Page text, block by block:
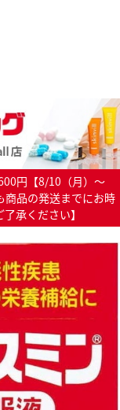
円【8/10（月）～
品の発送までにお時
承ください】